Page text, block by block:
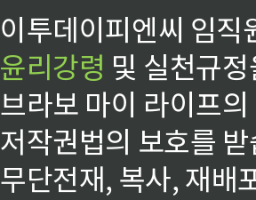
이투데이피엔씨 임
윤리강령 및 실천규
브라보 마이 라이프
저작권법의 보호를
무단전재, 복사, 재배